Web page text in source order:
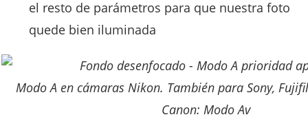
el resto de parámetros para que nuestra foto
quede bien iluminada
Modo A en cámaras Nikon. También para Sony,
Canon: Modo Av